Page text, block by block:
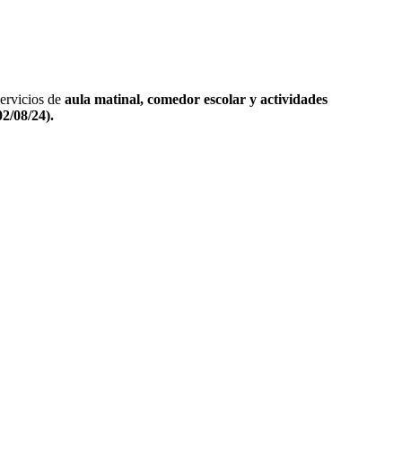
de aula matinal, comedor escolar y actividades
08/24).